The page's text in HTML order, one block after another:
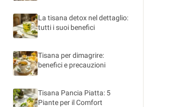
La tisana detox nel dettaglio:
tutti i suoi benefici
Tisana per dimagrire:
benefici e precauzioni
Tisana Pancia Piatta: 5
Piante per il Comfort